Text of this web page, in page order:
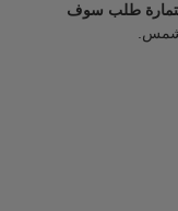
طلب سوف